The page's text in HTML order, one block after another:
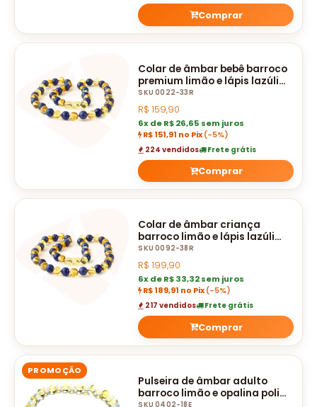
Comprar
Colar de âmbar bebê barroco
premium limão e lápis lazúli
polido - 33 cm
SKU 0022-33R
R$ 159,90
6x de R$ 26,65 sem juros
R$ 151,91 no Pix (-5%)
224 vendidos
Frete grátis
Comprar
Colar de âmbar criança
barroco limão e lápis lazúli
polido - 38 cm
SKU 0092-38R
R$ 199,90
6x de R$ 33,32 sem juros
R$ 189,91 no Pix (-5%)
217 vendidos
Frete grátis
Comprar
PROMOÇÃO
Pulseira de âmbar adulto
barroco limão e opalina polido
SKU 0402-18E